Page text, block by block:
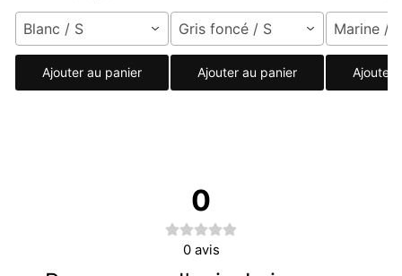
Blanc / S
Ajouter au panier
Gris foncé / S
Ajouter au panier
Marine /
Ajouter
0
0 avis